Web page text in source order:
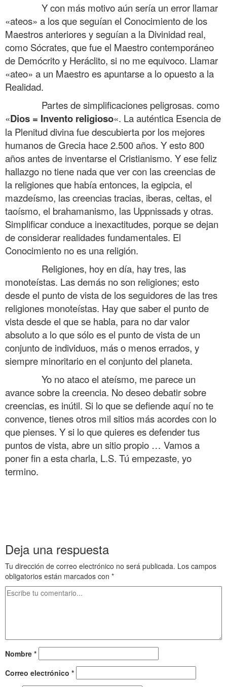
Y con más motivo aún sería un error llamar
«ateos» a los que seguían el Conocimiento de los
Maestros anteriores y seguían a la Divinidad real,
como Sócrates, que fue el Maestro contemporáneo
de Demócrito y Heráclito, si no me equivoco. Llamar
«ateo» a un Maestro es apuntarse a lo opuesto a la
Realidad.
Partes de simplificaciones peligrosas. como
«Dios = Invento religioso«. La auténtica Esencia de
la Plenitud divina fue descubierta por los mejores
humanos de Grecia hace 2.500 años. Y esto 800
años antes de inventarse el Cristianismo. Y ese feliz
hallazgo no tiene nada que ver con las creencias de
la religiones que había entonces, la egipcia, el
mazdeísmo, las creencias tracias, iberas, celtas, el
taoísmo, el brahamanismo, las Uppnissads y otras.
Simplificar conduce a inexactitudes, porque se dejan
de considerar realidades fundamentales. El
Conocimiento no es una religión.
Religiones, hoy en día, hay tres, las
monoteístas. Las demás no son religiones; esto
desde el punto de vista de los seguidores de las tres
religiones monoteístas. Hay que saber el punto de
vista desde el que se habla, para no dar valor
absoluto a lo que sólo es el punto de vista de un
conjunto de individuos, más o menos errados, y
siempre minoritario en el conjunto del planeta.
Yo no ataco el ateísmo, me parece un
avance sobre la creencia. No deseo debatir sobre
creencias, es inútil. Si lo que se defiende aquí no te
convence, tienes otros mil sitios más acordes con lo
que pienses. Y si lo que quieres es defender tus
puntos de vista, abre un sitio propio … Vamos a
poner fin a esta charla, L.S. Tú empezaste, yo
termino.
Deja una respuesta
Tu dirección de correo electrónico no será publicada. Los campos
obligatorios están marcados con *
Nombre *
Correo electrónico *